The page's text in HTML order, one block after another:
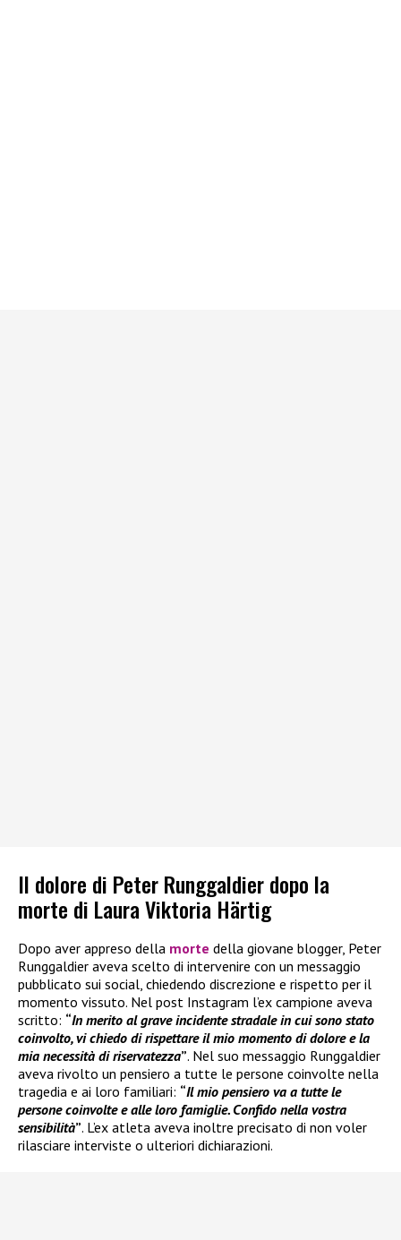
Il dolore di Peter Runggaldier dopo la
morte di Laura Viktoria Härtig
Dopo aver appreso della morte della giovane blogger, Peter
Runggaldier aveva scelto di intervenire con un messaggio
pubblicato sui social, chiedendo discrezione e rispetto per il
momento vissuto. Nel post Instagram l’ex campione aveva
scritto: “In merito al grave incidente stradale in cui sono stato
coinvolto, vi chiedo di rispettare il mio momento di dolore e la
mia necessità di riservatezza”. Nel suo messaggio Runggaldier
aveva rivolto un pensiero a tutte le persone coinvolte nella
tragedia e ai loro familiari: “Il mio pensiero va a tutte le
persone coinvolte e alle loro famiglie. Confido nella vostra
sensibilità”. L’ex atleta aveva inoltre precisato di non voler
rilasciare interviste o ulteriori dichiarazioni.